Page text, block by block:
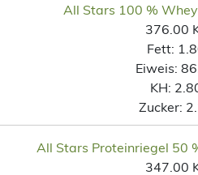
All Stars 100 %
376.00
Fett:
Eiweis:
KH:
Zucker:
All Stars Proteinriegel 50
347.00